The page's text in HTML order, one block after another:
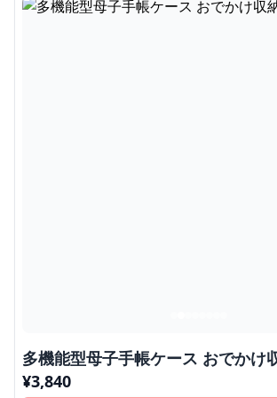
多機能型母子手帳ケース おでかけ
¥3,840